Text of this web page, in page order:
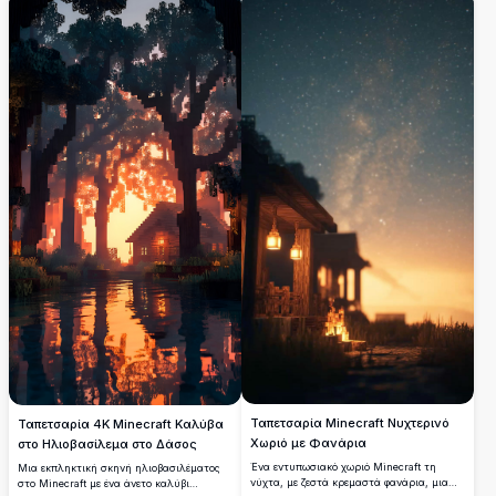
ηλιοβασιλέματος, αυτή η εικόνα
αιχμαλωτίζει την ουσία των ήρεμων
εικονικών τοπίων. Ιδανικό για λάτρεις των
παιχνιδιών και φανατικούς του Minecraft,
η σκηνή είναι τοποθετημένη ανάμεσα σε
μπλοκ δέντρα και λαμπερό νερό,
δημιουργώντας μια ειδυλλιακή ψηφιακή
απόδραση. Μεταμορφώστε την οθόνη σας
με αυτό το όμορφο και ήρεμο έργο τέχνης
με θέμα το Minecraft.
δέντρο με καταρρακτώδη φώτα,
στριφογυριστά πέτρινα μονοπάτια, και μια
αιθέρια μπλε ατμόσφαιρα που δημιουργεί
έναν ονειρικό κόσμο φαντασίας.
Ταπετσαρία 4K Minecraft Καλύβα
στο Ηλιοβασίλεμα στο Δάσος
Μια εκπληκτική σκηνή ηλιοβασιλέματος
στο Minecraft με ένα άνετο καλύβι
Ταπετσαρία Minecraft Νυχτερινό
Χωριό με Φανάρια
Ένα εντυπωσιακό χωριό Minecraft τη
νύχτα, με ζεστά κρεμαστά φανάρια, μια